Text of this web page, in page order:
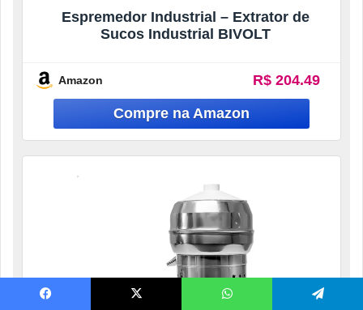
Espremedor Industrial – Extrator de
Sucos Industrial BIVOLT
Amazon R$ 204.49